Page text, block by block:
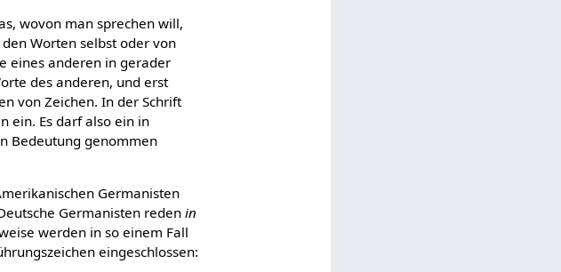
wovon man sprechen will,
Worten selbst oder von
eines anderen in gerader
des anderen, und erst
von Zeichen. In der Schrift
ein. Es darf also ein in
Bedeutung genommen
Germanisten
Germanisten redenin
werden in so einem Fall
eingeschlossen: